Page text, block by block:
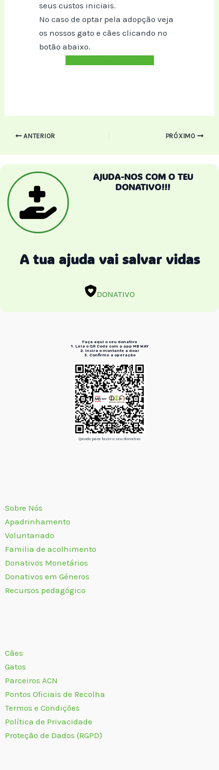
seus custos iniciais.
No caso de optar pela adopção veja
os nossos gato e cães clicando no
botão abaixo.
Post ANTERIOR PRÓXIMO
AJUDA-NOS COM O TEU
DONATIVO!!!
A tua ajuda vai salvar vidas
DONATIVO
Faça aqui o seu donativo
1. Leia o QR Code com a app MB WAY
2. Insira o montante a doar
3. Confirme a operação
Qrcode para fazer o seu donativo
Sobre Nós
Apadrinhamento
Voluntariado
Familia de acolhimento
Donativos Monetários
Donativos em Géneros
Recursos pedagógico
Cães
Gatos
Parceiros ACN
Pontos Oficiais de Recolha
Termos e Condições
Política de Privacidade
Proteção de Dados (RGPD)